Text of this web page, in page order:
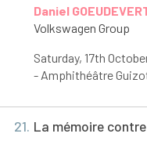
Daniel
Volkswagen Group
Saturday, 17th
- Amphithéâtre
21. La mémoire